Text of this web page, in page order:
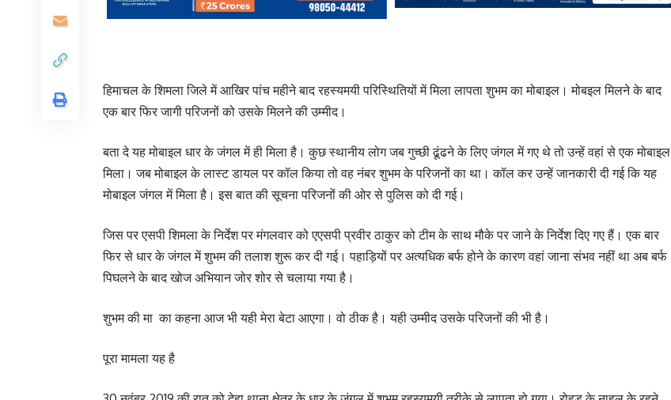
हिमाचल के शिमला जिले में आखिर पांच महीने बाद रहस्यमयी परिस्थितियों में मिला लापता शुभम का मोबाइल। मोबइल मिलने के बाद
एक बार फिर जागी परिजनों को उसके मिलने की उम्मीद।
बता दे यह मोबाइल धार के जंगल में ही मिला है। कुछ स्थानीय लोग जब गुच्छी ढूंढने के लिए जंगल में गए थे तो उन्हें वहां से एक मोबाइल
मिला। जब मोबाइल के लास्ट डायल पर कॉल किया तो वह नंबर शुभम के परिजनों का था। कॉल कर उन्हें जानकारी दी गई कि यह
मोबाइल जंगल में मिला है। इस बात की सूचना परिजनों की ओर से पुलिस को दी गई।
जिस पर एसपी शिमला के निर्देश पर मंगलवार को एएसपी प्रवीर ठाकुर को टीम के साथ मौके पर जाने के निर्देश दिए गए हैं। एक बार
फिर से धार के जंगल में शुभम की तलाश शुरू कर दी गई। पहाड़ियों पर अत्यधिक बर्फ होने के कारण वहां जाना संभव नहीं था अब बर्फ
पिघलने के बाद खोज अभियान जोर शोर से चलाया गया है।
शुभम की मा का कहना आज भी यही मेरा बेटा आएगा। वो ठीक है। यही उम्मीद उसके परिजनों की भी है।
पूरा मामला यह है